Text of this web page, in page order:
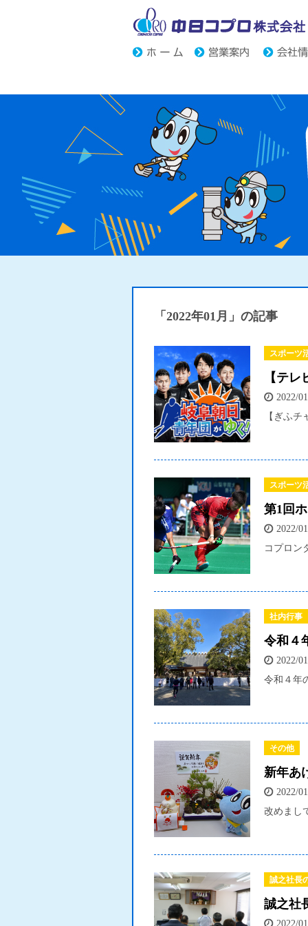
「2022年01月」の記事
スポーツ
【テ
2022/
【ぎふ
スポーツ
第1回
2022/
コプロン
社内行事
令和４
2022/
令和４年
その他
新年あ
2022/
改めまし
誠之社長
誠之社
2022/